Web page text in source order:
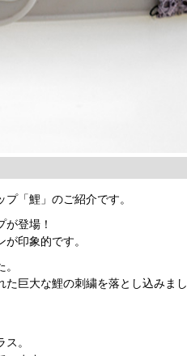
「鯉」のご紹介です。
登場！
印象的です。
巨大な鯉の刺繍を落とし込みまし
。